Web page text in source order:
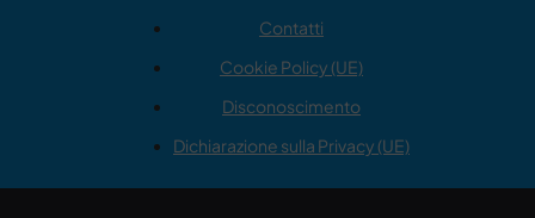
Contatti
Cookie Policy (UE)
Disconoscimento
Dichiarazione sulla Privacy (UE)